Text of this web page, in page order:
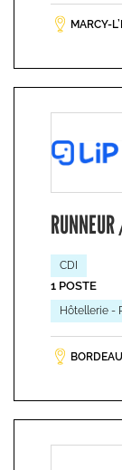
MARCY-
CDI
1 POSTE
Hôtellerie -